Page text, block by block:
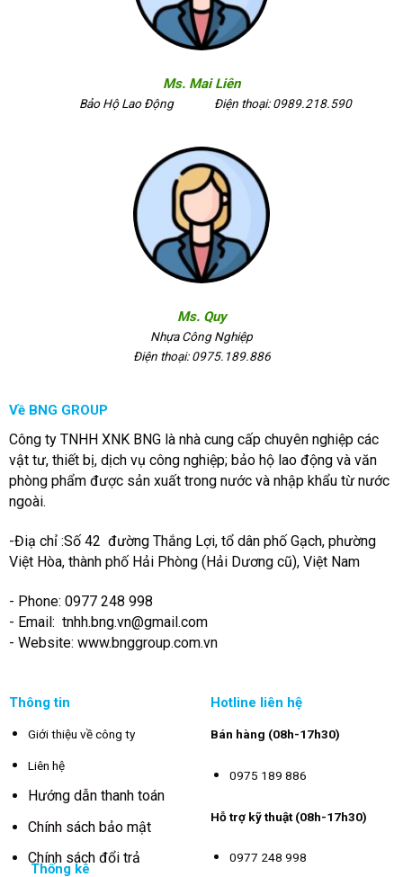
Ms. Mai Liên
Bảo Hộ Lao Động Điện thoại: 0989.218.590
Ms. Quy
Nhựa Công Nghiệp
Điện thoại: 0975.189.886
Về BNG GROUP
Công ty TNHH XNK BNG là nhà cung cấp chuyên nghiệp các
vật tư, thiết bị, dịch vụ công nghiệp; bảo hộ lao động và văn
phòng phẩm được sản xuất trong nước và nhập khẩu từ nước
ngoài.
-Điạ chỉ :Số 42 đường Thắng Lợi, tổ dân phố Gạch, phường
Việt Hòa, thành phố Hải Phòng (Hải Dương cũ), Việt Nam
- Phone: 0977 248 998
- Email: tnhh.bng.vn@gmail.com
- Website: www.bnggroup.com.vn
Thông tin
Giới thiệu về công ty
Liên hệ
Hướng dẫn thanh toán
Chính sách bảo mật
Chính sách đổi trả
Hotline liên hệ
Bán hàng (08h-17h30)
0975 189 886
Hỗ trợ kỹ thuật (08h-17h30)
0977 248 998
Thống kê